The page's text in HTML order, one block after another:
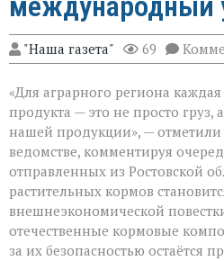
"Наша газета" 69
«Для аграрного региона
продукта — это не просто груз,
нашей продукции», —
ведомстве, комментируя
отправленных из Ростовской
растительных кормов
внешнеэкономической
отечественные кормовые
за их безопасностью остаётся